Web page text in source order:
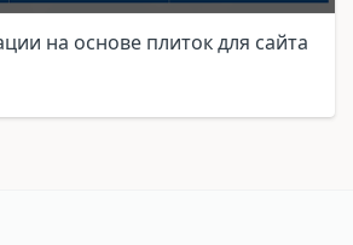
на основе плиток для сайта